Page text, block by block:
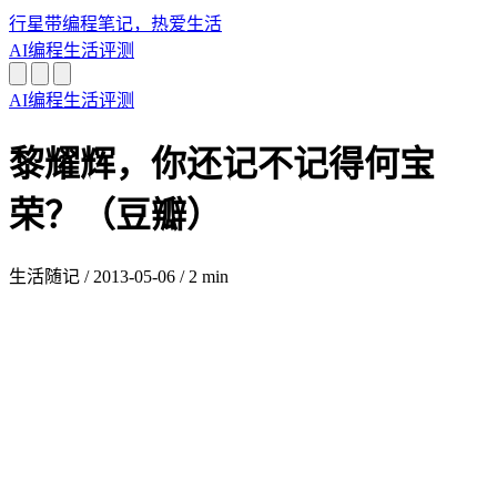
行星带编程笔记，热爱生活
AI编程生活评测
AI编程生活评测
黎耀辉，你还记不记得何宝
荣？（豆瓣）
生活随记 / 2013-05-06 / 2 min